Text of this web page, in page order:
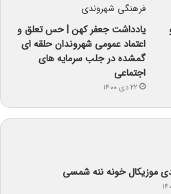
یادداشت جعفر کهن | حس تعلق و
اعتماد عمومی شهروندان حلقه ای
گمشده در جلب سرمایه های
اجتماعی
۲۲ دی ۱۴۰۰
موزیکال خونه ننه شمسی